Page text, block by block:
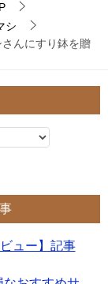
シ
んにすり鉢を贈
ュー】記事